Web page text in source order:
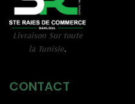
Livraison Sur toute
la Tunisie.
CONTACT